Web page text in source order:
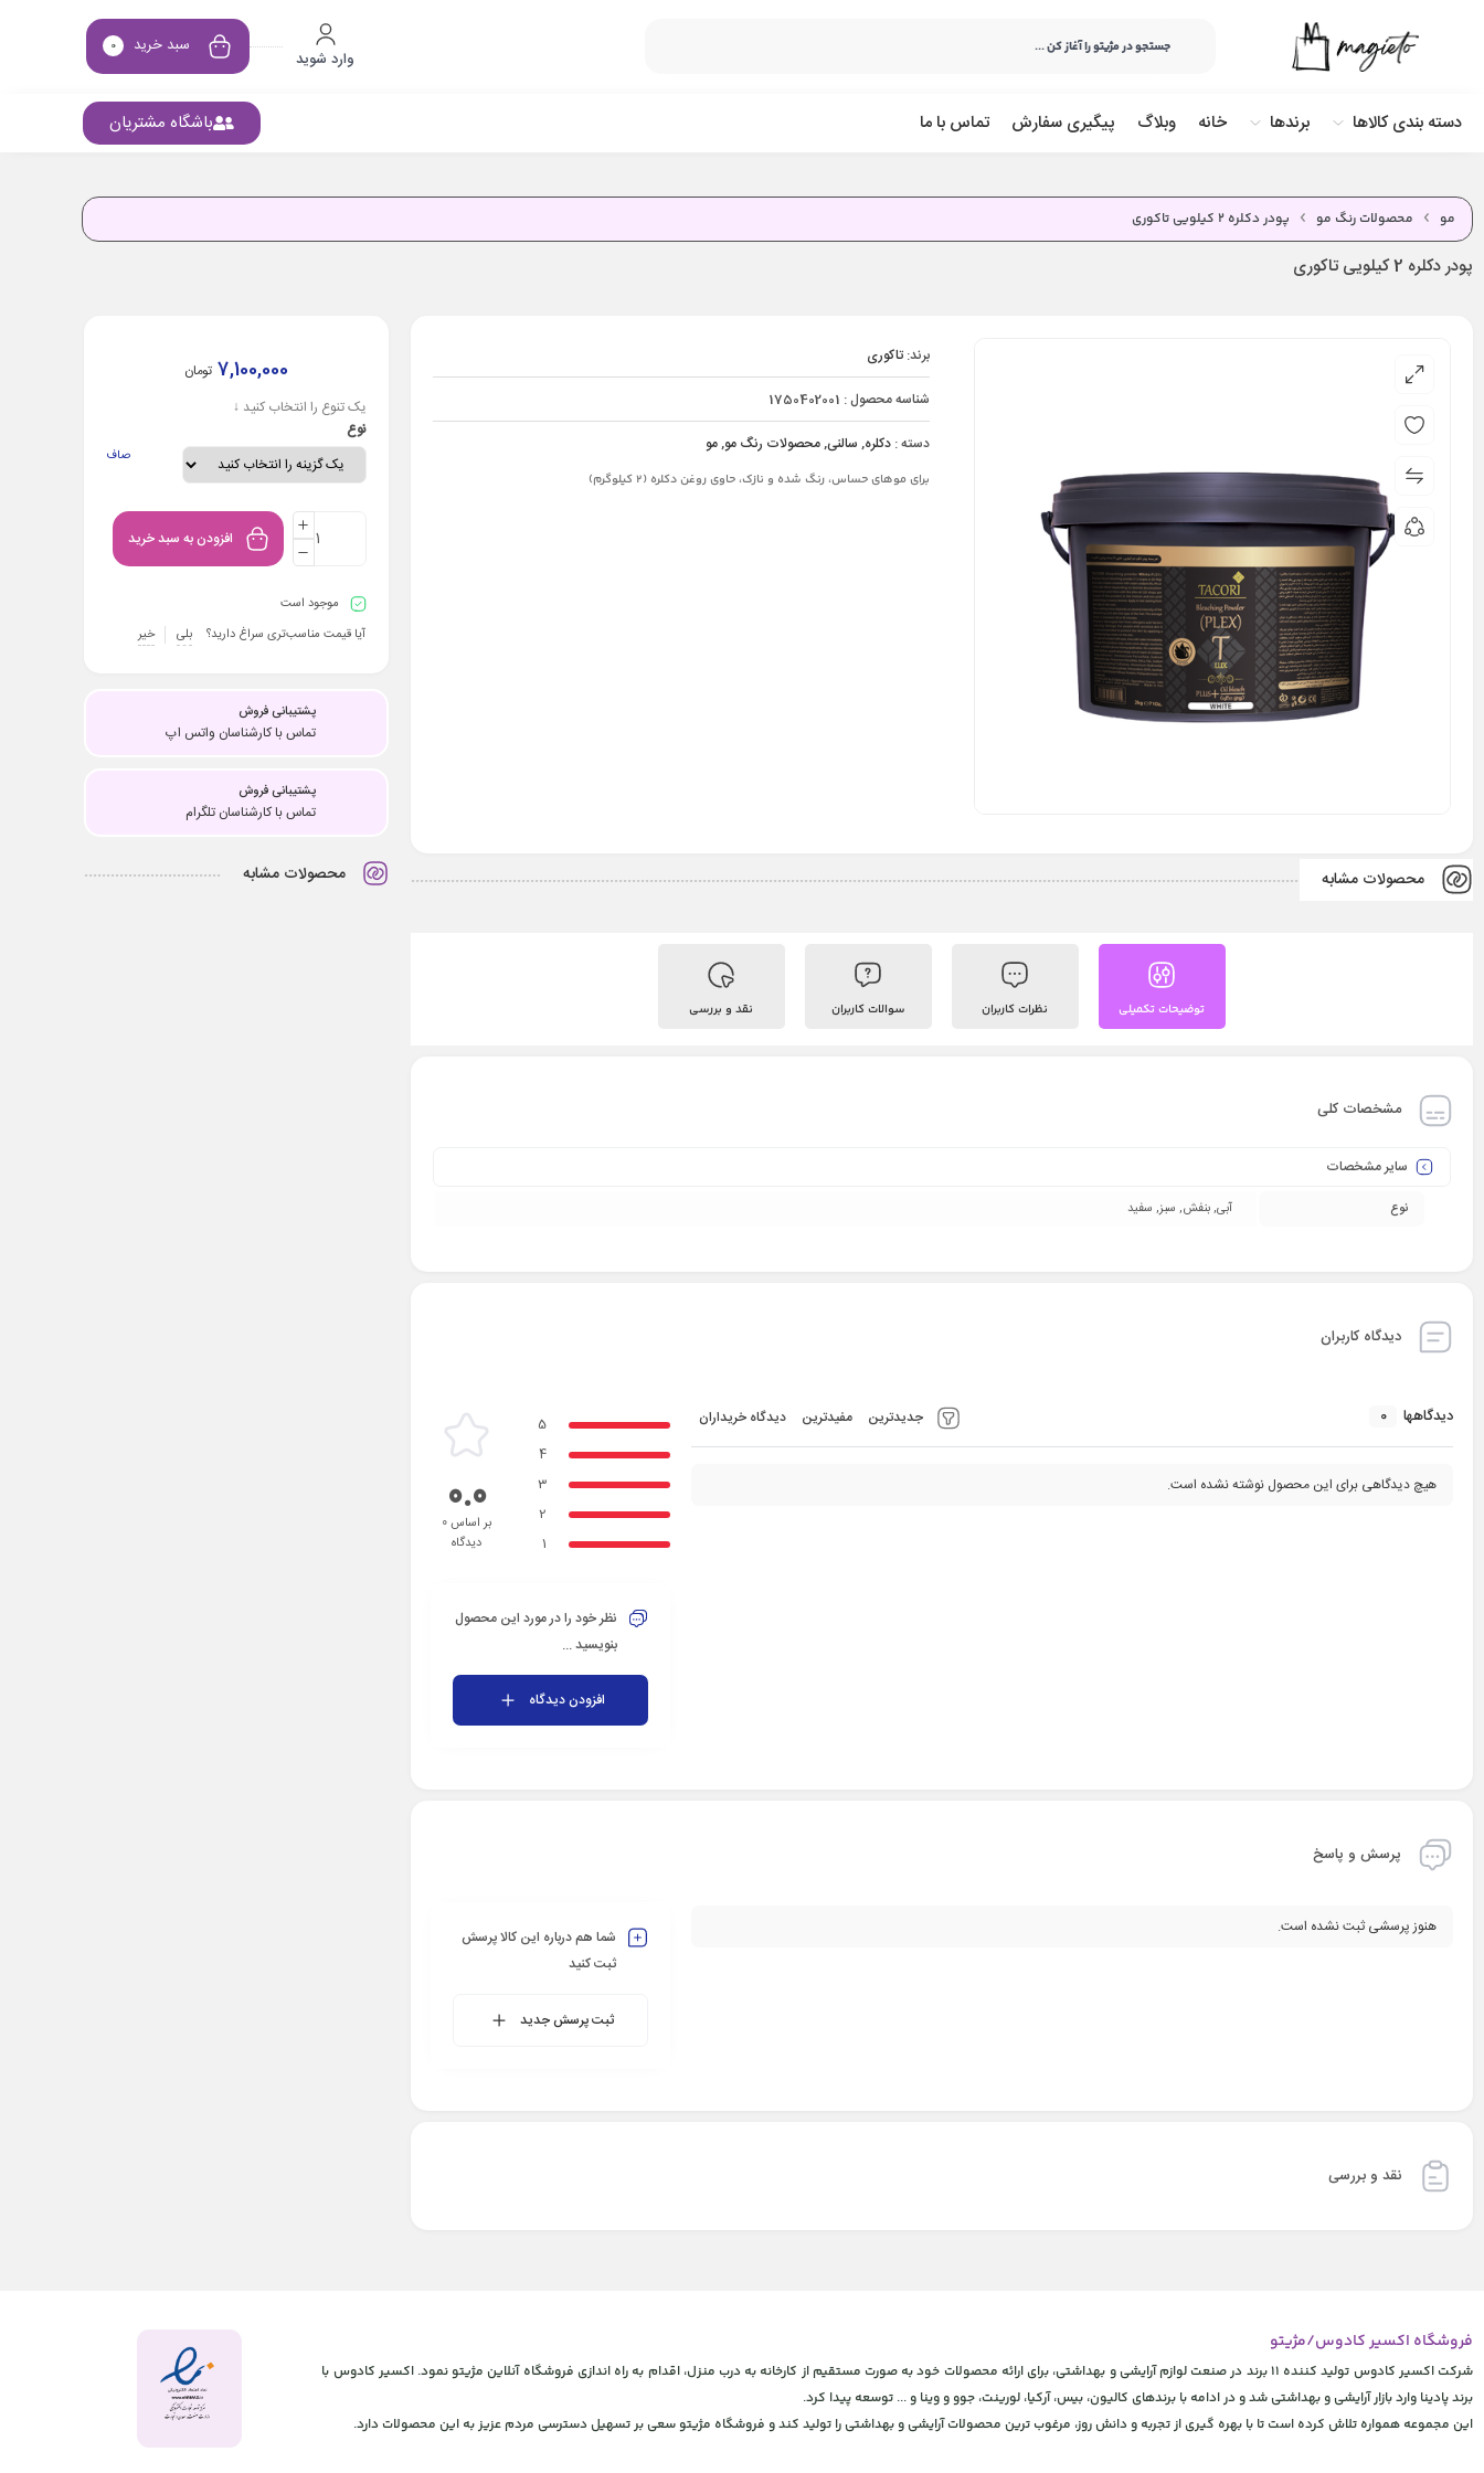
وارد شوید
سبد خرید 0
دسته بندی کالاها برندها خانه وبلاگ پیگیری سفارش تماس با ما باشگاه مشتریان
مو محصولات رنگ مو پودر دکلره 2 کیلویی تاکوری
پودر دکلره 2 کیلویی تاکوری
برند:تاکوری
شناسه محصول : 1750402001
دسته :دکلره, سالنی,محصولات رنگ مو,مو
برای موهای حساس، رنگ شده و نازک، حاوی روغن دکلره (2 کیلوگرم)
محصولات مشابه
توضیحات تکمیلی نظرات کاربران سوالات کاربران نقد و بررسی
مشخصات کلی
سایر مشخصات
نوع آبی, بنفش, سبز, سفید
دیدگاه کاربران
دیدگاهها 0 جدیدترین مفیدترین دیدگاه خریداران
هیچ دیدگاهی برای این محصول نوشته نشده است.
5
4
3
2
1
0.0بر اساس 0
دیدگاه
نظر خود را در مورد این محصول
بنویسید ...
افزودن دیدگاه
پرسش و پاسخ
هنوز پرسشی ثبت نشده است.
شما هم درباره این کالا پرسش
ثبت کنید
ثبت پرسش جدید
نقد و بررسی
7,100,000 تومان
یک تنوع را انتخاب کنید ↓
نوع
صاف
افزودن به سبد خرید
موجود است
آیا قیمت مناسب‌تری سراغ دارید؟
بلی خیر
پشتیبانی فروش
تماس با کارشناسان واتس اپ
پشتیبانی فروش
تماس با کارشناسان تلگرام
محصولات مشابه
فروشگاه اکسیر کادوس/مژیتو
شرکت اکسیر کادوس تولید کننده 11 برند در صنعت لوازم آرایشی و بهداشتی، برای ارائه محصولات خود به صورت مستقیم از کارخانه به درب منزل، اقدام به راه اندازی فروشگاه آنلاین مژیتو نمود. اکسیر کادوس با
برند پادینا وارد بازار آرایشی و بهداشتی شد و در ادامه با برندهای کالیون، بیس، آرکیا، لورینت، جوو و وینا و ... توسعه پیدا کرد.
این مجموعه همواره تلاش کرده است تا با بهره گیری از تجربه و دانش روز، مرغوب ترین محصولات آرایشی و بهداشتی را تولید کند و فروشگاه مژیتو سعی بر تسهیل دسترسی مردم عزیز به این محصولات دارد.